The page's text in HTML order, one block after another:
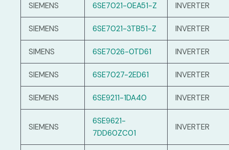
SIEMENS 6SE7021-0EA51-Z INVERTER
SIEMENS 6SE7021-3TB51-Z INVERTER
SIMENS 6SE7026-0TD61 INVERTER
SIEMENS 6SE7027-2ED61 INVERTER
SIEMENS 6SE9211-1DA40 INVERTER
SIEMENS
6SE9621-
7DD60ZC01
INVERTER